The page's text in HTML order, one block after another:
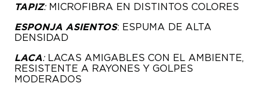
TAPIZ:MICROFIBRA EN DISTINTOS COLORES
ESPONJA ASIENTOS: ESPUMA DE ALTA
DENSIDAD
LACA:LACAS AMIGABLES CON EL AMBIENTE,
RESISTENTE A RAYONES Y GOLPES
MODERADOS